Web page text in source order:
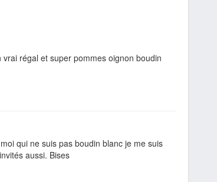
régal et super pommes oignon boudin
qui ne suis pas boudin blanc je me suis
aussi. Bises